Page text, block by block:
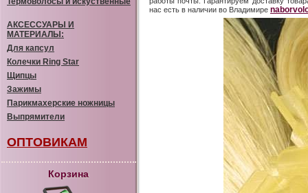
АКСЕССУАРЫ И
МАТЕРИАЛЫ:
Для капсул
Колечки Ring Star
Щипцы
Зажимы
Парикмахерские ножницы
Выпрямители
ОПТОВИКАМ
Корзина
нас есть в наличии во Владимире